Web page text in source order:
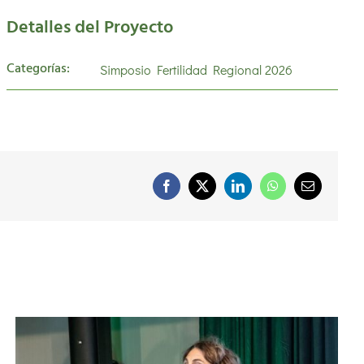
Detalles del Proyecto
Categorías: Simposio Fertilidad Regional 2026
Facebook
X LinkedInWhatsAppCorreo